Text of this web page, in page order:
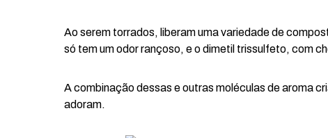
Ao serem torrados, liberam uma variedade de
só tem um odor rançoso, e o dimetil trissulfeto, com
A combinação dessas e outras moléculas de aroma
adoram.